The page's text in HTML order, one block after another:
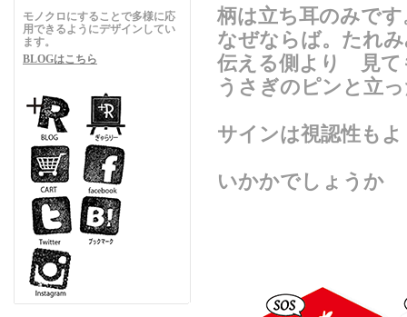
モノクロにすることで多様に応
用できるようにデザインしてい
ます。
BLOGはこちら
柄は立ち耳のみです
なぜならば。たれ
伝える側より 見て
うさぎのピンと立
サインは視認性も
いかかでしょうか